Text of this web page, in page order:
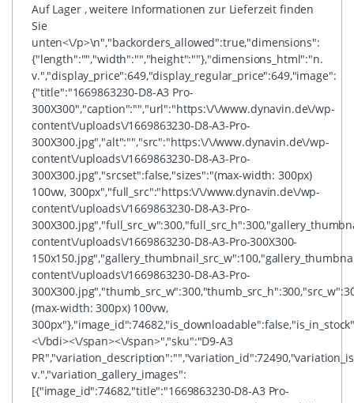
Auf Lager , weitere Informationen zur Lieferzeit finden
Sie
unten<\/p>\n","backorders_allowed":true,"dimensions":
{"length":"","width":"","height":""},"dimensions_html":"n.
v.","display_price":649,"display_regular_price":649,"image":
{"title":"1669863230-D8-A3 Pro-
300X300","caption":"","url":"https:\/\/www.dynavin.de\/wp-
content\/uploads\/1669863230-D8-A3-Pro-
300X300.jpg","alt":"","src":"https:\/\/www.dynavin.de\/wp-
content\/uploads\/1669863230-D8-A3-Pro-
300X300.jpg","srcset":false,"sizes":"(max-width: 300px)
100vw, 300px","full_src":"https:\/\/www.dynavin.de\/wp-
content\/uploads\/1669863230-D8-A3-Pro-
content\/uploads\/1669863230-D8-A3-Pro-300X300-
content\/uploads\/1669863230-D8-A3-Pro-
(max-width: 300px) 100vw,
<\/bdi><\/span><\/span>","sku":"D9-A3
v.","variation_gallery_images":
[{"image_id":74682,"title":"1669863230-D8-A3 Pro-